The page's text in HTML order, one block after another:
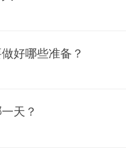
好哪些准备？
天？